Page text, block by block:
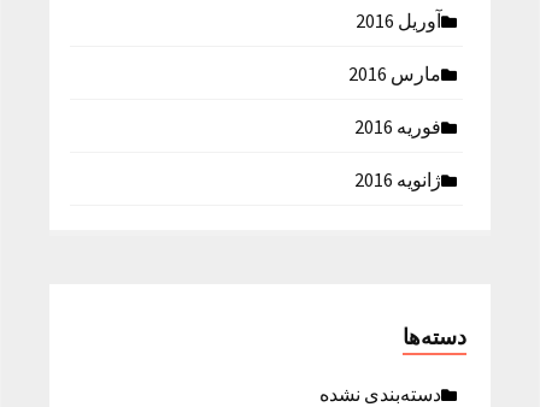
آوریل 2016
مارس 2016
فوریه 2016
ژانویه 2016
دسته‌ها
دسته‌بندی نشده